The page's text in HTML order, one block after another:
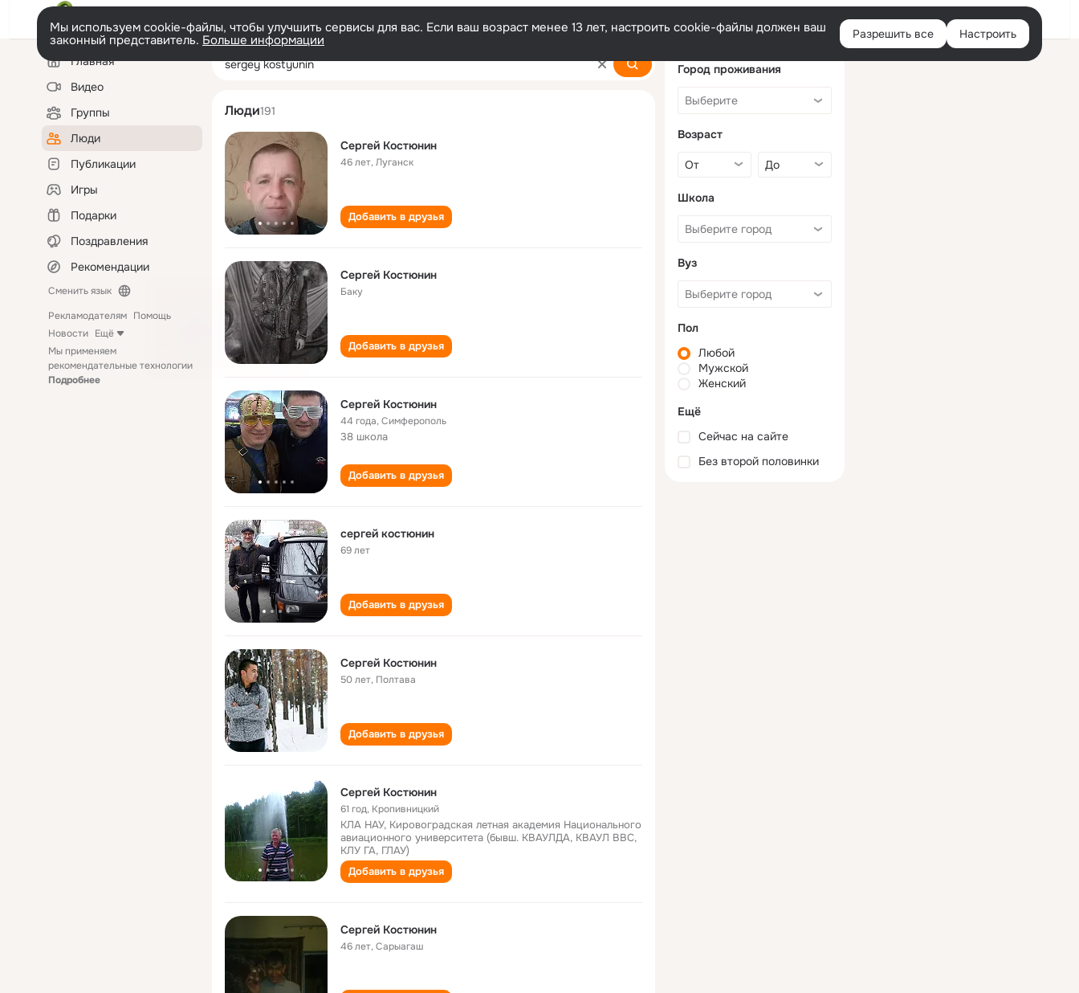
Войти
Мы используем cookie-файлы, чтобы улучшить сервисы для вас. Если ваш возраст менее 13 лет, настроить cookie-файлы должен ваш
законный представитель. Больше информации Разрешить все Настроить
Левая
колонкаГлавная
Видео
Группы
Люди
Публикации
Игры
Подарки
Поздравления
Рекомендации
Сменить язык
Рекламодателям Помощь
Новости Ещё
Мы применяем
рекомендательные технологии
Подробнее
sergey kostyunin
Люди191
Сергей Костюнин
46 лет,Луганск
Добавить в друзья
Сергей Костюнин
Баку
Добавить в друзья
Сергей Костюнин
44 года,Симферополь
38 школа
Добавить в друзья
сергей костюнин
69 лет
Добавить в друзья
Сергей Костюнин
50 лет, Полтава
Добавить в друзья
Сергей Костюнин
61 год, Кропивницкий
КЛА НАУ, Кировоградская летная академия Национального
авиационного университета (бывш. КВАУЛДА, КВАУЛ ВВС,
КЛУ ГА, ГЛАУ)
Добавить в друзья
Сергей Костюнин
46 лет,Сарыагаш
Город проживания
Возраст
Школа
Вуз
Пол
Любой
Мужской
Женский
Ещё
Сейчас на сайте
Без второй половинки